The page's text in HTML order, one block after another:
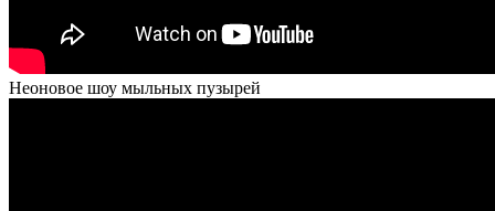
Неоновое шоу мыльных пузырей